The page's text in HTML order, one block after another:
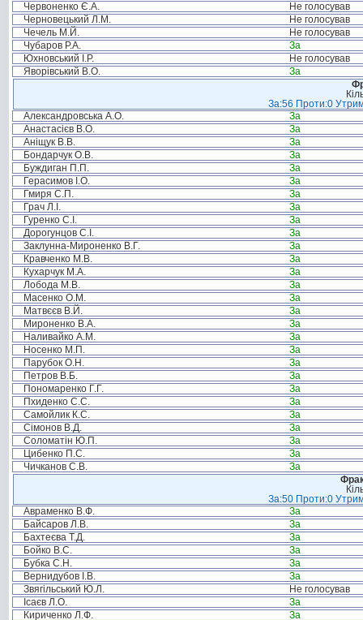
Червоненко Є.А.
Не голосував
Черновецький Л.М.
Не голосував
Чечель М.Й.
Не голосував
Чубаров Р.А.
За
Юхновський І.Р.
Не голосував
Яворівський В.О.
За
За:56 Проти:0
Александровська А.О.
За
Анастасієв В.О.
За
Аніщук В.В.
За
Бондарчук О.В.
За
Буждиган П.П.
За
Герасимов І.О.
За
Гмиря С.П.
За
Грач Л.І.
За
Гуренко С.І.
За
Дорогунцов С.І.
За
Заклунна-Мироненко В.Г.
За
Кравченко М.В.
За
Кухарчук М.А.
За
Лобода М.В.
За
Масенко О.М.
За
Матвєєв В.Й.
За
Мироненко В.А.
За
Наливайко А.М.
За
Носенко М.П.
За
Парубок О.Н.
За
Петров В.Б.
За
Пономаренко Г.Г.
За
Пхиденко С.С.
За
Самойлик К.С.
За
Сімонов В.Д.
За
Соломатін Ю.П.
За
Цибенко П.С.
За
Чичканов С.В.
За
За:50 Проти:0
Авраменко В.Ф.
За
Байсаров Л.В.
За
Бахтеєва Т.Д.
За
Бойко В.С.
За
Бубка С.Н.
За
Вернидубов І.В.
За
Звягільський Ю.Л.
Не голосував
Ісаєв Л.О.
За
Кириченко Л.Ф.
За